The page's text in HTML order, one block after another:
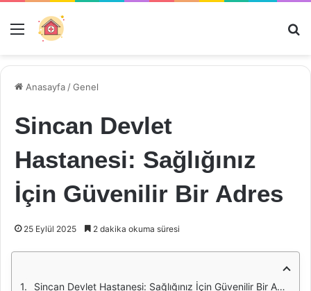
Menü
Anasayfa /Genel
Sincan Devlet
Hastanesi: Sağlığınız
İçin Güvenilir Bir Adres
25 Eylül 2025 2 dakika okuma süresi
Sincan Devlet Hastanesi: Sağlığınız İçin Güvenilir Bir Adres